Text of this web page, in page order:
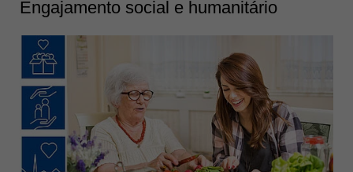
Engajamento social e humanitário